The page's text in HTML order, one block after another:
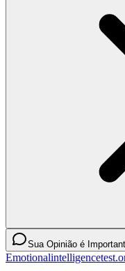
Sua Opinião é